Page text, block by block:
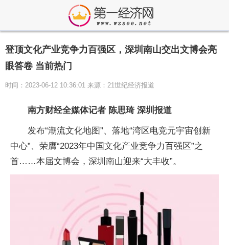
登顶文化产业竞争力百强区，深圳南山交出文博会亮
眼答卷 当前热门
时间：2023-06-12 10:36:01 来源：21世纪经济报道
南方财经全媒体记者 陈思琦 深圳报道
发布“潮流文化地图”、落地“湾区电竞元宇宙创新
中心”、荣膺“2023年中国文化产业竞争力百强区”之
首……本届文博会，深圳南山迎来“大丰收”。